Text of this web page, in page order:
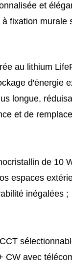
et
fixation murale
au lithium
d'énergie
longue,
et de
de 10
espaces
inégalées ;
CW avec